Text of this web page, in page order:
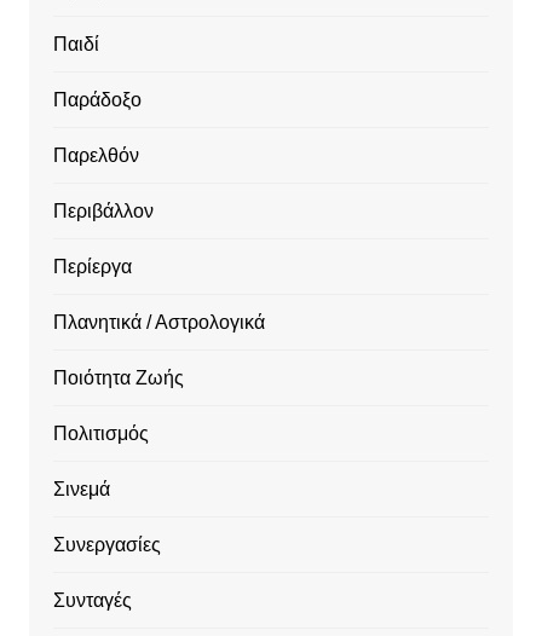
Παιδί
Παράδοξο
Παρελθόν
Περιβάλλον
Περίεργα
Πλανητικά / Αστρολογικά
Ποιότητα Ζωής
Πολιτισμός
Σινεμά
Συνεργασίες
Συνταγές